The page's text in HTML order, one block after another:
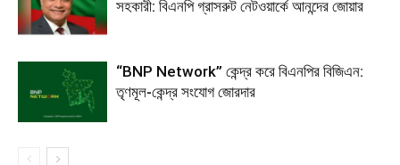
সহকারী: বিএনপি গ্রাসরুট নেটওয়ার্কে আনন্দের জোয়ার
“BNP Network” কেন্দ্র করে বিএনপির বিজিএন:
তৃণমূল-কেন্দ্র সংযোগ জোরদার